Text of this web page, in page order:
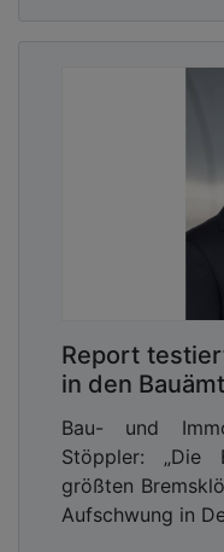
Report
in den
Bau- und
Stöppler: „Die
größten
Aufschwung in